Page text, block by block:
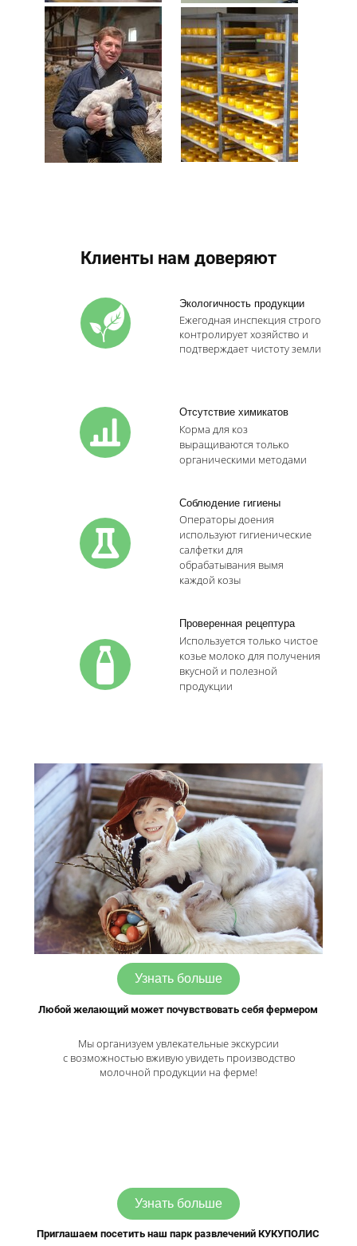
Клиенты нам доверяют
Экологичность продукции
Ежегодная инспекция строго
контролирует хозяйство и
подтверждает чистоту земли
Отсутствие химикатов
Корма для коз
выращиваются только
органическими методами
Соблюдение гигиены
Операторы доения
используют гигиенические
салфетки для
обрабатывания вымя
каждой козы
Проверенная рецептура
Используется только чистое
козье молоко для получения
вкусной и полезной
продукции
Узнать больше
Любой желающий может почувствовать себя фермером
Мы организуем увлекательные экскурсии
с возможностью вживую увидеть производство
молочной продукции на ферме!
Узнать больше
Приглашаем посетить наш парк развлечений КУКУПОЛИС